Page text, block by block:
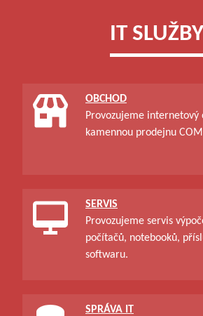
IT SLUŽBY
OBCHOD
Provozujeme internetový
kamennou prodejnu
SERVIS
Provozujeme servis
počítačů, notebooků,
softwaru.
SPRÁVA IT